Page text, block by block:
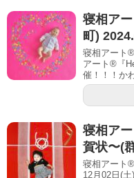
寝相ア
町)
寝相アート
アート®︎『
催！！！か
寝相ア
賀状〜(
寝相アート
12月02日(